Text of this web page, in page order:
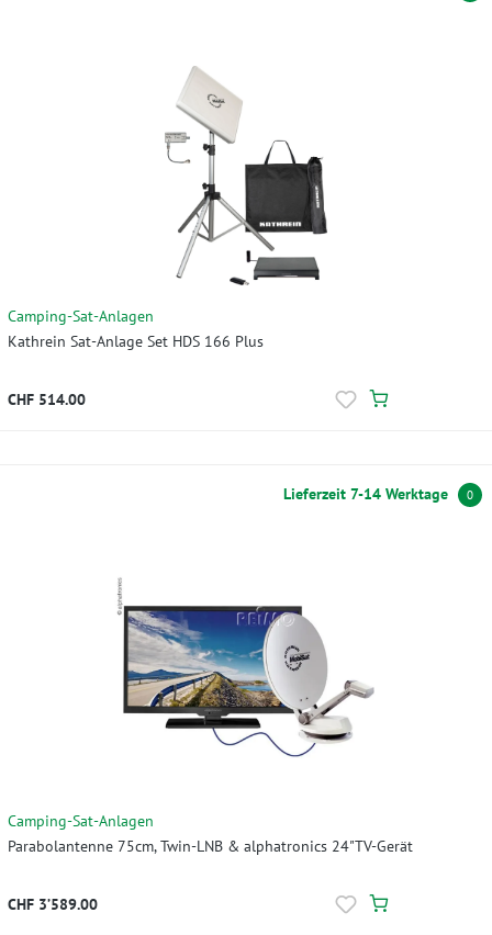
Camping-Sat-Anlagen
Kathrein Sat-Anlage Set HDS 166 Plus
CHF 514.00
Lieferzeit 7-14 Werktage 0
Camping-Sat-Anlagen
Parabolantenne 75cm, Twin-LNB & alphatronics 24"TV-Gerät
CHF 3’589.00